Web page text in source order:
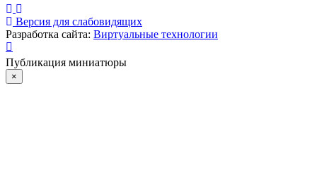
Версия для слабовидящих
Разработка сайта: Виртуальные технологии
Публикация миниатюры
×